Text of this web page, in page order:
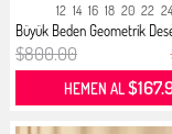
12 14 16 18 20 22 24
Büyük Beden Geometrik
$800.00
HEMEN AL